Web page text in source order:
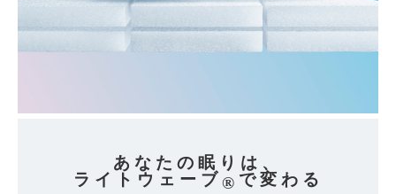
あなたの眠りは、
ライトウェーブ® で変わる